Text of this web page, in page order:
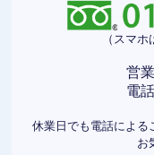
（スマ
営
電
休業日でも電話による
お